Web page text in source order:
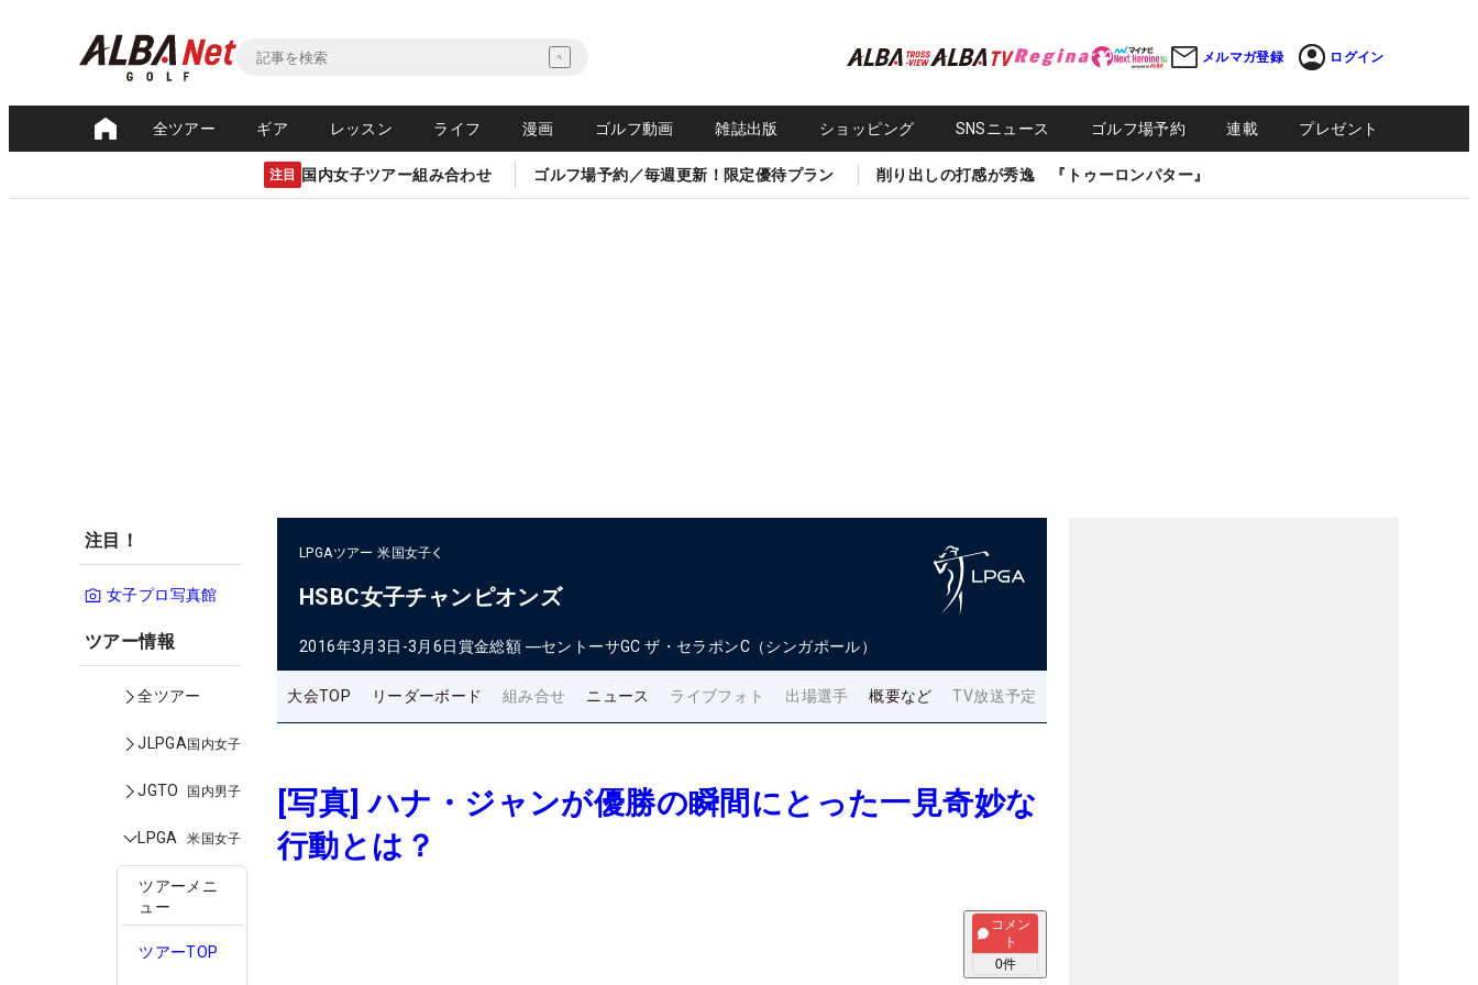
メルマガ登録 ログイン
全ツアー ギア レッスン ライフ 漫画 ゴルフ動画 雑誌出版 ショッピング SNSニュース ゴルフ場予約 連載 プレゼント
注目 国内女子ツアー組み合わせ ゴルフ場予約／毎週更新！限定優待プラン 削り出しの打感が秀逸 『トゥーロンパター』
注目！
女子プロ写真館
ツアー情報
全ツアー
JLPGA国内女子
JGTO 国内男子
LPGA 米国女子
ツアーメニ
ュー
ツアーTOP
LPGAツアー 米国女子
HSBC女子チャンピオンズ
2016年3月3日-3月6日賞金総額 ―セントーサGC ザ・セラポンC（シンガポール）
大会TOP リーダーボード 組み合せ ニュース ライブフォト 出場選手 概要など TV放送予定
[写真] ハナ・ジャンが優勝の瞬間にとった一見奇妙な
行動とは？
コメン
ト
0件